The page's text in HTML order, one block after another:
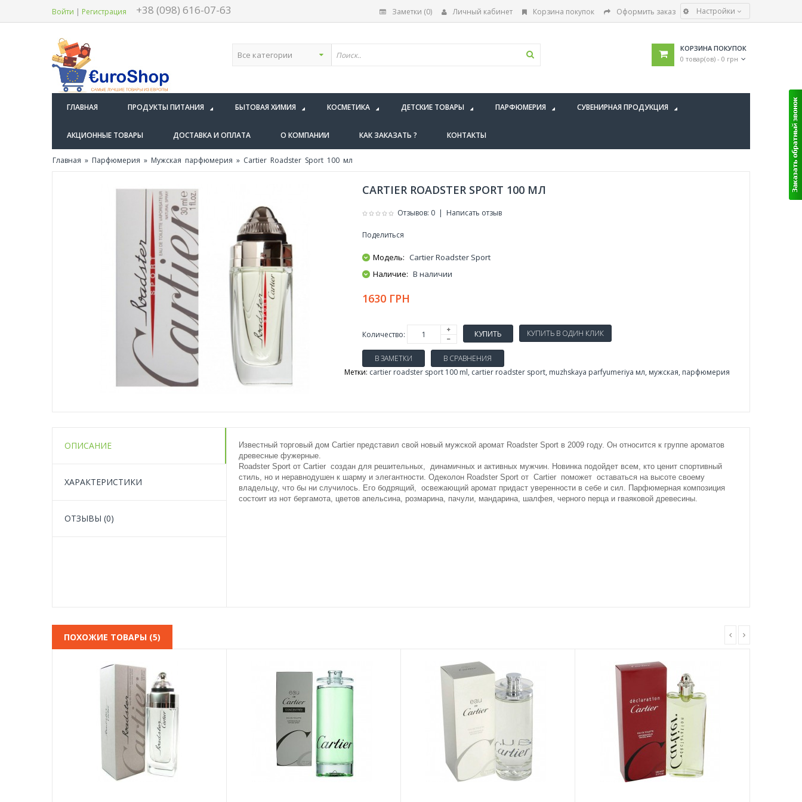
Войти | Регистрация +38 (098) 616-07-63 Заметки (0) Личный кабинет Корзина покупок Оформить заказ Настройки
КОРЗИНА ПОКУПОК
0 товар(ов) - 0 грн
ГЛАВНАЯ ПРОДУКТЫ ПИТАНИЯ БЫТОВАЯ ХИМИЯ КОСМЕТИКА ДЕТСКИЕ ТОВАРЫ ПАРФЮМЕРИЯ СУВЕНИРНАЯ ПРОДУКЦИЯ
АКЦИОННЫЕ ТОВАРЫ ДОСТАВКА И ОПЛАТА О КОМПАНИИ КАК ЗАКАЗАТЬ ? КОНТАКТЫ
Главная » Парфюмерия » Мужская парфюмерия » Cartier Roadster Sport 100 мл
CARTIER ROADSTER SPORT 100 МЛ
Отзывов: 0| Написать отзыв
Поделиться
Модель: Cartier Roadster Sport
Наличие: В наличии
1630 ГРН
Количество: КУПИТЬ
В ЗАМЕТКИ
В СРАВНЕНИЯ
Метки: cartier roadster sport 100 ml, cartier roadster sport, muzhskaya parfyumeriya мл, мужская, парфюмерия
ОПИСАНИЕ
ХАРАКТЕРИСТИКИ
ОТЗЫВЫ (0)
Известный торговый дом Cartier представил свой новый мужской аромат Roadster Sport в 2009 году. Он относится к группе ароматов
древесные фужерные.
Roadster Sport от Cartier создан для решительных, динамичных и активных мужчин. Новинка подойдет всем, кто ценит спортивный
стиль, но и неравнодушен к шарму и элегантности. Одеколон Roadster Sport от Cartier поможет оставаться на высоте своему
владельцу, что бы ни случилось. Его бодрящий, освежающий аромат придаст уверенности в себе и сил. Парфюмерная композиция
состоит из нот бергамота, цветов апельсина, розмарина, пачули, мандарина, шалфея, черного перца и гваяковой древесины.
ПОХОЖИЕ ТОВАРЫ (5)